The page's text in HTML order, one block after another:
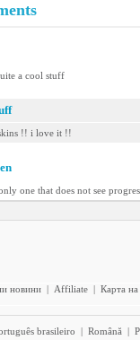
a cool stuff
!! i love it !!
one that does not see
новини | Affiliate | Карта на
brasileiro | Română |